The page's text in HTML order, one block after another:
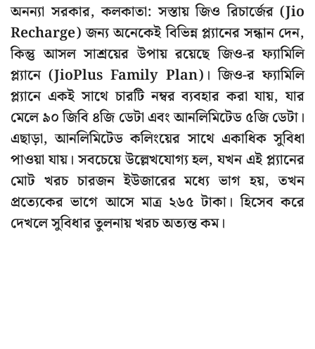
অনন্যা সরকার, কলকাতা: সস্তায় জিও রিচার্জের (Jio
Recharge) জন্য অনেকেই বিভিন্ন প্ল্যানের সন্ধান দেন,
কিন্তু আসল সাশ্রয়ের উপায় রয়েছে জিও-র ফ্যামিলি
প্ল্যানে (JioPlus Family Plan)। জিও-র ফ্যামিলি
প্ল্যানে একই সাথে চারটি নম্বর ব্যবহার করা যায়, যার
মেলে ৯০ জিবি ৪জি ডেটা এবং আনলিমিটেড ৫জি ডেটা।
এছাড়া, আনলিমিটেড কলিংয়ের সাথে একাধিক সুবিধা
পাওয়া যায়। সবচেয়ে উল্লেখযোগ্য হল, যখন এই প্ল্যানের
মোট খরচ চারজন ইউজারের মধ্যে ভাগ হয়, তখন
প্রত্যেকের ভাগে আসে মাত্র ২৬৫ টাকা। হিসেব করে
দেখলে সুবিধার তুলনায় খরচ অত্যন্ত কম।